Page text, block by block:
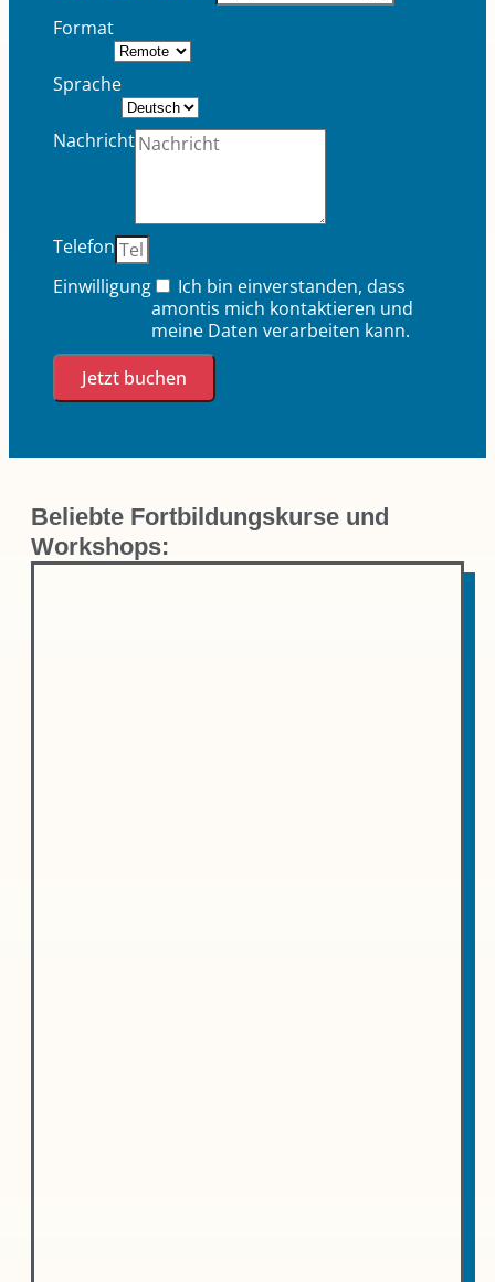
Format
Sprache
Nachricht
Telefon
Einwilligung
Ich bin einverstanden, dass
amontis mich kontaktieren und
meine Daten verarbeiten kann.
Jetzt buchen
Beliebte Fortbildungskurse und
Workshops: